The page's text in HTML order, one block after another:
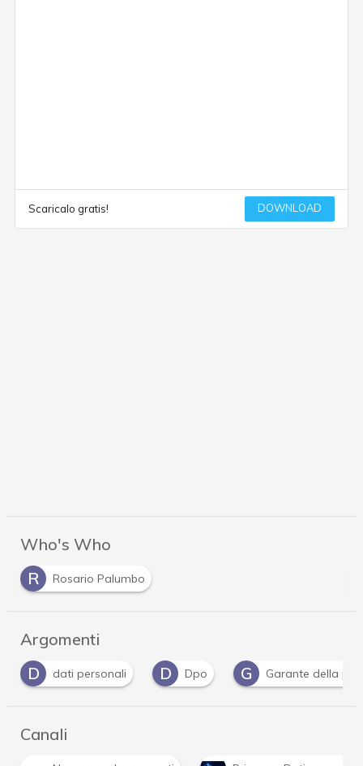
Scaricalo gratis! DOWNLOAD
Who's Who
R
Rosario Palumbo
Argomenti
D
dati personali D Dpo G Garante della
Canali